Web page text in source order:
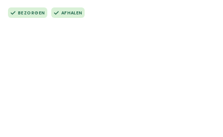
BEZORGEN AFHALEN